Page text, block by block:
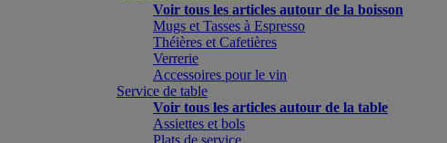
Voir tous les articles autour de la boisson
Mugs et Tasses à Espresso
Théières et Cafetières
Verrerie
Accessoires pour le vin
Service de table
Voir tous les articles autour de la table
Assiettes et bols
Plats de service